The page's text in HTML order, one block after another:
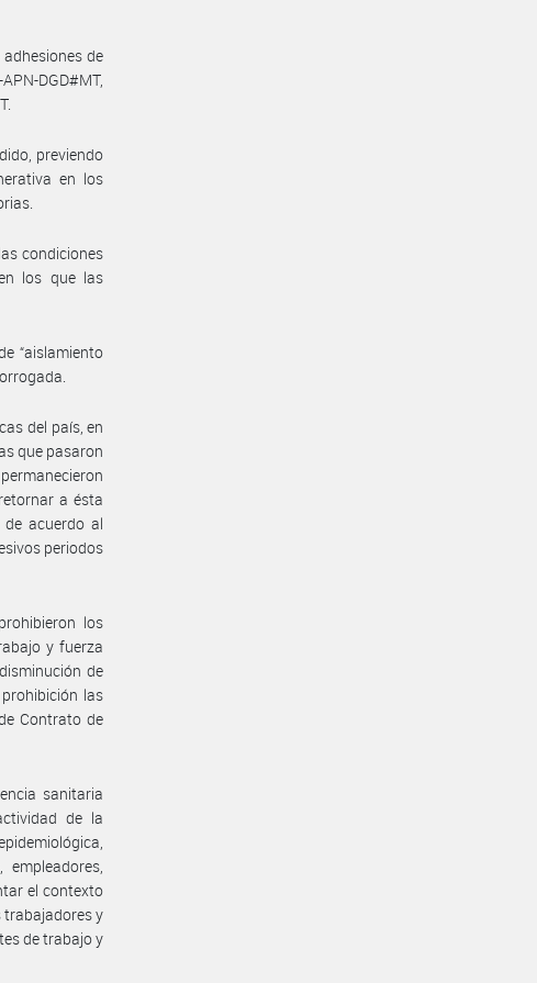
de
DGD#MT,
previendo
en los
condiciones
los que las
“aislamiento
del país, en
que pasaron
a ésta
acuerdo al
periodos
los
y fuerza
de
las
Contrato de
sanitaria
de la
el contexto
trabajadores y
de trabajo y